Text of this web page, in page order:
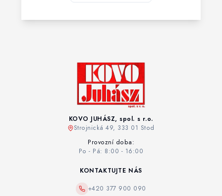
KOVO JUHÁSZ, spol. s r.o.
Strojnická 49, 333 01 Stod
Provozní doba:
Po - Pá: 8:00 - 16:00
KONTAKTUJTE NÁS
+420 377 900 090